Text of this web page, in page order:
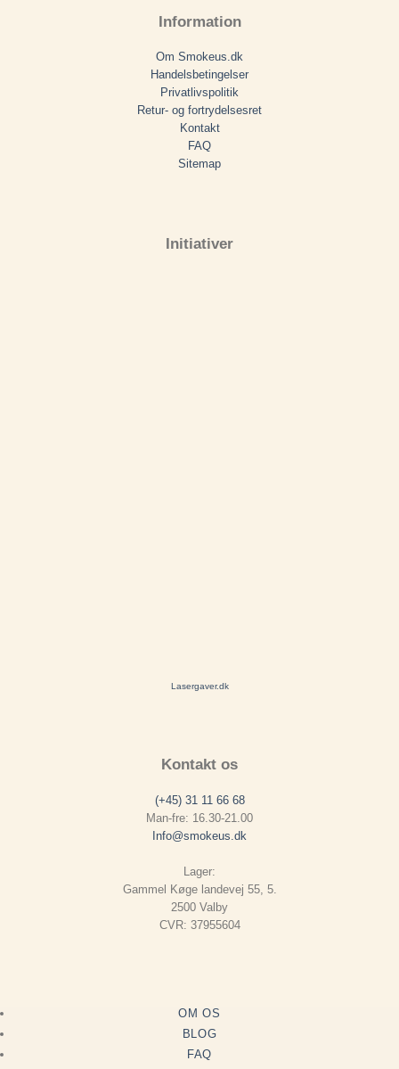
Information
Om Smokeus.dk
Handelsbetingelser
Privatlivspolitik
Retur- og fortrydelsesret
Kontakt
FAQ
Sitemap
Initiativer
Lasergaver.dk
Kontakt os
(+45) 31 11 66 68
Man-fre: 16.30-21.00
Info@smokeus.dk
Lager:
Gammel Køge landevej 55, 5.
2500 Valby
CVR: 37955604
OM OS
BLOG
FAQ